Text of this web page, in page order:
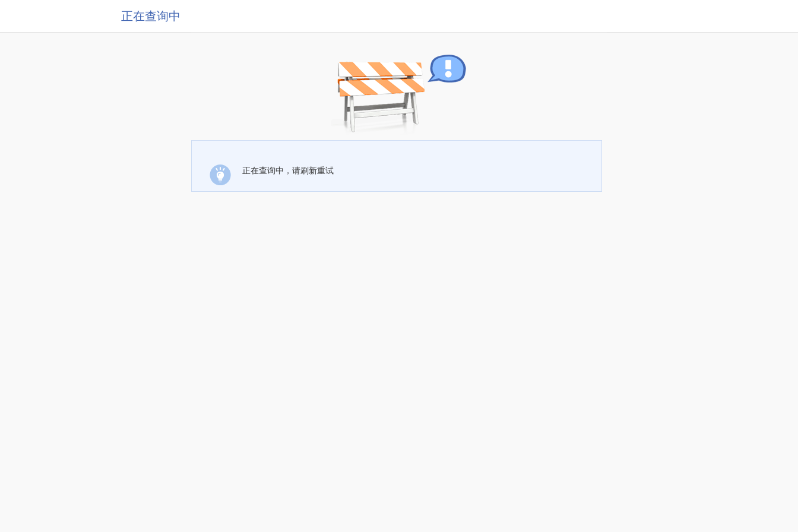
正在查询中
正在查询中，请刷新重试